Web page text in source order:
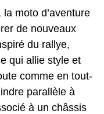
moto d’aventure
de nouveaux
du rallye,
qui allie style et
comme en tout-
parallèle à
à un châssis